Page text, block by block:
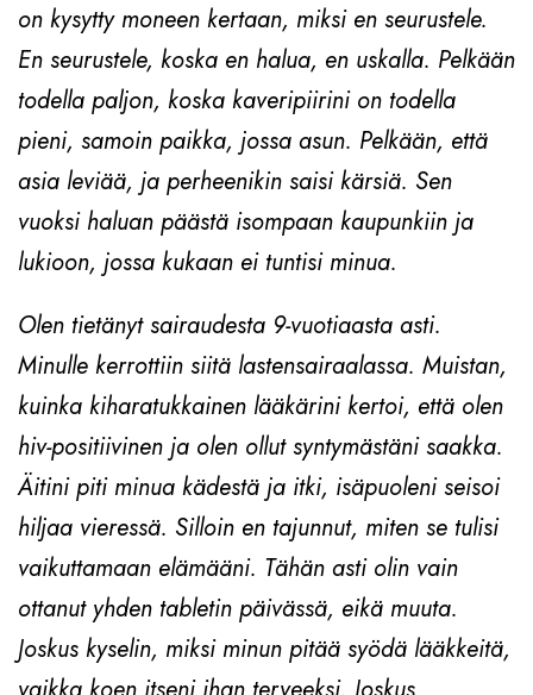
on kysytty moneen kertaan, miksi en seurustele.
En seurustele, koska en halua, en uskalla. Pelkään
todella paljon, koska kaveripiirini on todella
pieni, samoin paikka, jossa asun. Pelkään, että
asia leviää, ja perheenikin saisi kärsiä. Sen
vuoksi haluan päästä isompaan kaupunkiin ja
lukioon, jossa kukaan ei tuntisi minua.
Olen tietänyt sairaudesta 9-vuotiaasta asti.
Minulle kerrottiin siitä lastensairaalassa. Muistan,
kuinka kiharatukkainen lääkärini kertoi, että olen
hiv-positiivinen ja olen ollut syntymästäni saakka.
Äitini piti minua kädestä ja itki, isäpuoleni seisoi
hiljaa vieressä. Silloin en tajunnut, miten se tulisi
vaikuttamaan elämääni. Tähän asti olin vain
ottanut yhden tabletin päivässä, eikä muuta.
Joskus kyselin, miksi minun pitää syödä lääkkeitä,